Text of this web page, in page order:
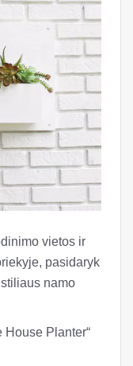
vietos ir
pasidaryk
namo
House Planter“